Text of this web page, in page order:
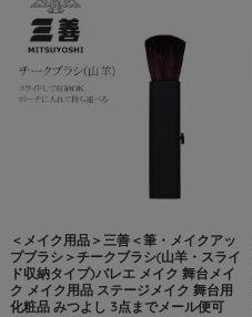
＜メイク用品＞三善＜筆・メイクアッ
プブラシ＞チークブラシ(山羊・スライ
ド収納タイプ)バレエ メイク 舞台メイ
ク メイク用品 ステージメイク 舞台用
化粧品 みつよし 3点までメール便可